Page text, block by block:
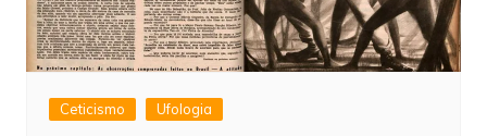
Ceticismo Ufologia